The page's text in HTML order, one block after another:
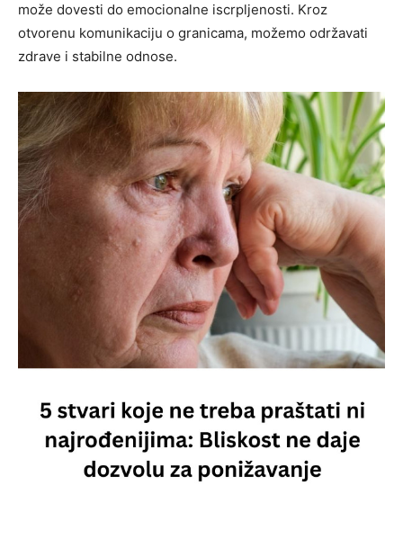
može dovesti do emocionalne iscrpljenosti. Kroz
otvorenu komunikaciju o granicama, možemo održavati
zdrave i stabilne odnose.